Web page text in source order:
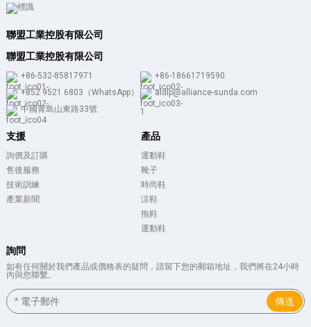
聯盟工業控股有限公司
聯盟工業控股有限公司
+86-532-85817971
+86-18661719590
+852 9521 6803（WhatsApp）
aldlp@alliance-sunda.com
中國青島山東路33號
支援
詢價及訂購
售後服務
技術訓練
產業新聞
產品
運動鞋
靴子
時尚鞋
涼鞋
拖鞋
運動鞋
詢問
如有任何關於我們產品或價格表的疑問，請留下您的郵箱地址，我們將在24小時
內與您聯繫。
傳送